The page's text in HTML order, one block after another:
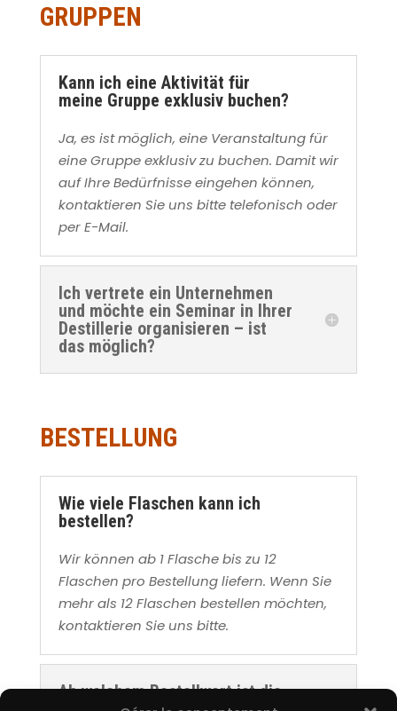
GRUPPEN
Kann ich eine Aktivität für
meine Gruppe exklusiv buchen?
Ja, es ist möglich, eine Veranstaltung für
eine Gruppe exklusiv zu buchen. Damit wir
auf Ihre Bedürfnisse eingehen können,
kontaktieren Sie uns bitte telefonisch oder
per E-Mail.
Ich vertrete ein Unternehmen
und möchte ein Seminar in Ihrer
Destillerie organisieren – ist
das möglich?
BESTELLUNG
Wie viele Flaschen kann ich
bestellen?
Wir können ab 1 Flasche bis zu 12
Flaschen pro Bestellung liefern. Wenn Sie
mehr als 12 Flaschen bestellen möchten,
kontaktieren Sie uns bitte.
Ab welchem Bestellwert ist die